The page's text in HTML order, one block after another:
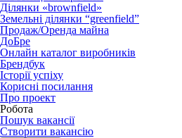
Ділянки «brownfield»
Земельні ділянки “greenfield”
Продаж/Оренда майна
ДоБре
Онлайн каталог виробників
Брендбук
Історії успіху
Корисні посилання
Про проект
Робота
Пошук вакансії
Створити вакансію